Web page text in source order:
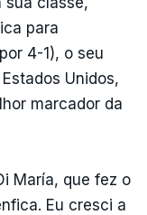
para
4-1), o seu
Unidos,
marcador da
María, que fez o
Eu cresci a